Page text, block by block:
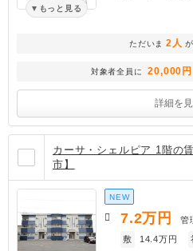
もっと見る
ただいま 2人
対象者全員に 20,000円
詳細を
カーサ・シェルピア 1階の
市】
NEW
7.2万円 管
敷
14.4万円